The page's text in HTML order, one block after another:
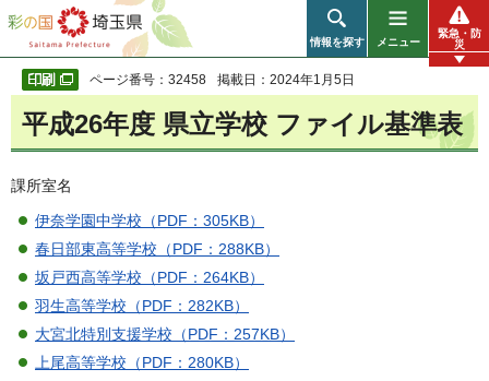
彩の国 埼玉県
情報を探す メニュー
緊急・防
災
ページ番号：32458 掲載日：2024年1月5日
平成26年度 県立学校 ファイル基準表
課所室名
伊奈学園中学校（PDF：305KB）
春日部東高等学校（PDF：288KB）
坂戸西高等学校（PDF：264KB）
羽生高等学校（PDF：282KB）
大宮北特別支援学校（PDF：257KB）
上尾高等学校（PDF：280KB）